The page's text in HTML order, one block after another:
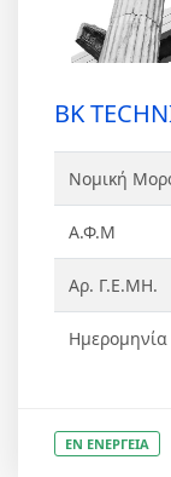
ΒΚ
Νομική
Α.Φ.Μ
Αρ. Γ.Ε.ΜΗ.
ΕΝ ΕΝΕΡΓΕΙΑ